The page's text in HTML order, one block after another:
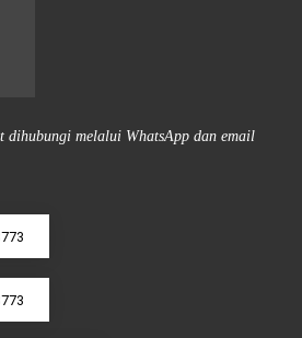
dihubungi melalui WhatsApp dan email